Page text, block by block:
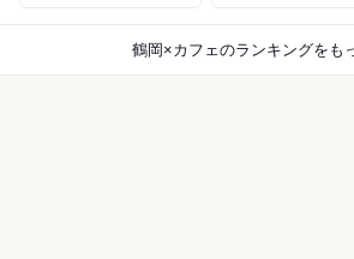
鶴岡×カフェのランキングをも